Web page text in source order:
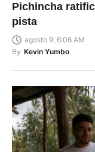
Pichincha
pista
agosto 9, 6:06 AM
By Kevin Yumbo